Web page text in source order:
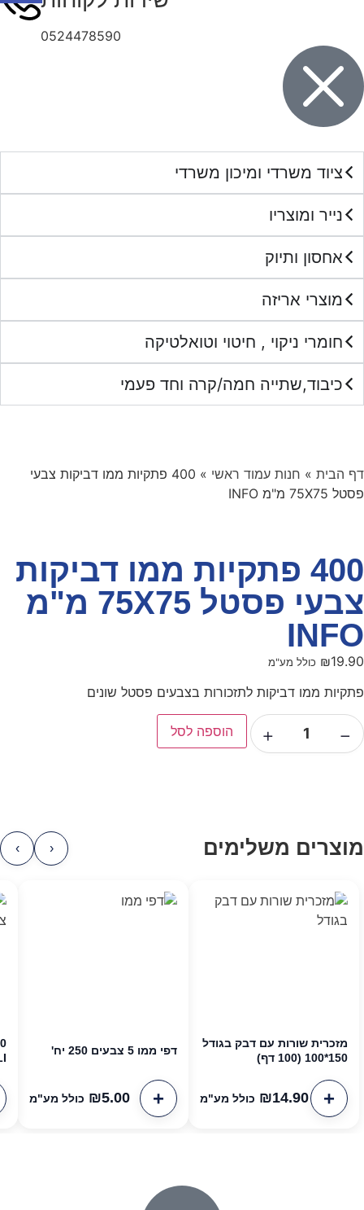
0524478590
ציוד משרדי ומיכון משרדי
נייר ומוצריו
אחסון ותיוק
מוצרי אריזה
חומרי ניקוי , חיטוי וטואלטיקה
כיבוד,שתייה חמה/קרה וחד פעמי
דף הבית » חנות עמוד ראשי »
400 פתקיות ממו דביקות צבעי
פסטל 75X75 מ"מ INFO
400 פתקיות ממו דביקות
צבעי פסטל 75X75 מ"מ
INFO
₪19.90 כולל מע"מ
פתקיות ממו דביקות לתזכורות בצבעים פסטל שונים
−
+ הוספה לסל
מוצרים משלימים ‹
›
מזכרית שורות עם דבק בגודל
150*100 (100 דף)
₪14.90 כולל מע"מ
דפי ממו 5 צבעים 250 יח'
₪5.00 כולל מע"מ